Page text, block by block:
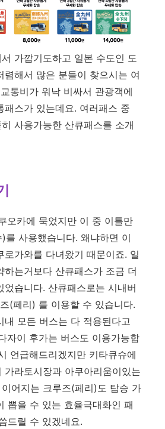
가깝기도하고 일본 수도인 도
렴해서 많은 분들이 찾으시는 여
통비가 워낙 비싸서 관광객에
패스가 있는데요. 여러패스 중
사용가능한 산큐패스를 소개
오카에 묵었지만 이 중 이틀만
를 사용했습니다. 왜냐하면 이
로가와를 다녀왔기 때문이죠. 일
하는거보다 산큐패스가 조금 더
었습니다. 산큐패스로는 시내버
(페리) 를 이용할 수 있습니다.
내 모든 버스는 다 적용된다고
자이 후가는 버스도 이용가능합
언급해드리겠지만 키타큐슈에
가라토시장과 아쿠아리움이있는
어지는 크루즈(페리)도 탑승 가
뽑을 수 있는 효율극대화인 패
드릴 수 있겠네요.